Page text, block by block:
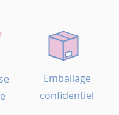
Emballage
confidentiel